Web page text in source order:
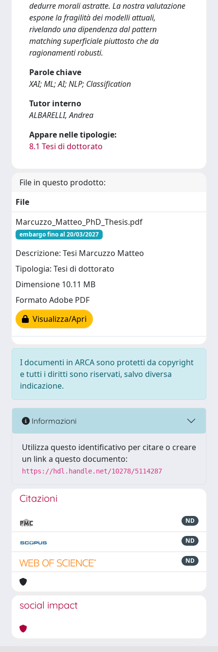
dedurre morali astratte. La nostra valutazione
espone la fragilità dei modelli attuali,
rivelando una dipendenza dal pattern
matching superficiale piuttosto che da
ragionamenti robusti.
Parole chiave
XAI; ML; AI; NLP; Classification
Tutor interno
ALBARELLI, Andrea
Appare nelle tipologie:
8.1 Tesi di dottorato
File in questo prodotto:
File
Marcuzzo_Matteo_PhD_Thesis.pdf
embargo fino al 20/03/2027
Descrizione: Tesi Marcuzzo Matteo
Tipologia: Tesi di dottorato
Dimensione 10.11 MB
Formato Adobe PDF
Visualizza/Apri
I documenti in ARCA sono protetti da copyright
e tutti i diritti sono riservati, salvo diversa
indicazione.
Informazioni
Utilizza questo identificativo per citare o creare
un link a questo documento:
https://hdl.handle.net/10278/5114287
Citazioni
ND
ND
ND
social impact